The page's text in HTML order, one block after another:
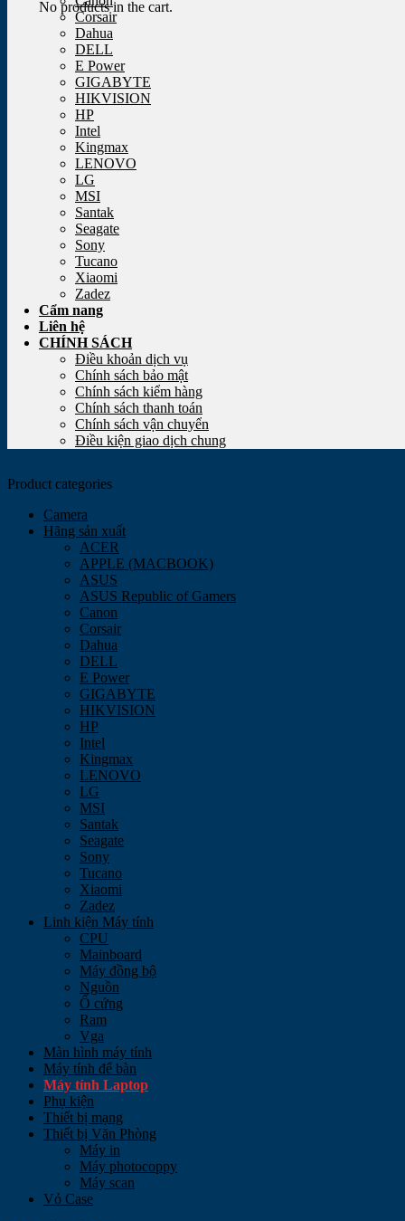
No products in the cart.
Corsair
Dahua
DELL
E Power
GIGABYTE
HIKVISION
HP
Intel
Kingmax
LENOVO
LG
MSI
Santak
Seagate
Sony
Tucano
Xiaomi
Zadez
Cẩm nang
Liên hệ
CHÍNH SÁCH
Điều khoản dịch vụ
Chính sách bảo mật
Chính sách kiểm hàng
Chính sách thanh toán
Chính sách vận chuyển
Điều kiện giao dịch chung
Product categories
Camera
Hãng sản xuất
ACER
APPLE (MACBOOK)
ASUS
ASUS Republic of Gamers
Canon
Corsair
Dahua
DELL
E Power
GIGABYTE
HIKVISION
HP
Intel
Kingmax
LENOVO
LG
MSI
Santak
Seagate
Sony
Tucano
Xiaomi
Zadez
Linh kiện Máy tính
CPU
Mainboard
Máy đồng bộ
Nguồn
Ổ cứng
Ram
Vga
Màn hình máy tính
Máy tính để bàn
Máy tính Laptop
Phụ kiện
Thiết bị mạng
Thiết bị Văn Phòng
Máy in
Máy photocoppy
Máy scan
Vỏ Case